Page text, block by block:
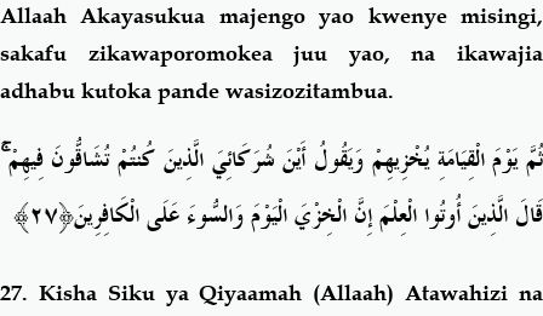
Allaah Akayasukua majengo yao kwenye misingi,
sakafu zikawaporomokea juu yao, na ikawajia
adhabu kutoka pande wasizozitambua.
ثُمَّ يَوْمَ الْقِيَامَةِ يُخْزِيهِمْ وَيَقُولُ أَيْنَ شُرَكَائِيَ الَّذِينَ كُنتُمْ تُشَاقُّونَ فِيهِمْۚ
قَالَ الَّذِينَ أُوتُوا الْعِلْمَ إِنَّالْخِزْيَ الْيَوْمَ وَالسُّوءَ عَلَى الْكَافِرِينَ﴿٢٧﴾
27. Kisha Siku ya Qiyaamah (Allaah) Atawahizi na